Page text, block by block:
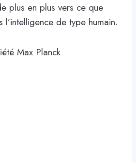
plus en plus vers ce que
l’intelligence de type humain.
Max Planck